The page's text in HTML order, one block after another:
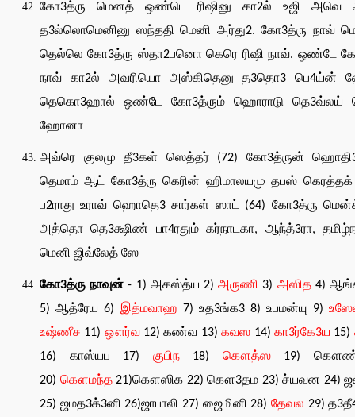
கோ3த்ரு மெனத் ஒண்டெ ரிஷினு கா2ல் உஜி அவெ
த3ல்லொமெனினு ஸந்ததி மெனி அர்து2. கோ3த்ரு நாவ்
தெல்லெ கோ3த்ரு ஸ்தா2பனொ கெரெ ரிஷி நாவ். ஒண்டே
நாவ் கா2ல் அவரியொ அஸ்கிதெனு த3தொ3 பெ4ய்ன்
தெகொ3ஹால் ஒண்டே கோ3த்ரும் ஹொராடு தெ3வ்லய்
ஹோனா
அவ்ரெ குலமு தீ3கள் ஸெத்தர் (72) கோ3த்ருன்
தெமாம் ஆட் கோ3த்ரு கெரின் ஹிமாலயமு தபஸ் கெரத்தக்
ப2ராது உராவ் ஹொதெ3 சார்கள் ஸாட் (64) கோ3த்ரு
அத்தொ தெ3க்ஷிண் பா4ரதும் கர்நாடகா, ஆந்த்3ரா,
மெனி ஜிவ்லேத் ஸே
கோ3த்ரு நாவுன் - 1) அகஸ்த்ய 2) அருணி 3) அஸித 4)
5) ஆத்ரேய 6) இத்மவாஹ 7) உத3ங்க3 8) உபமன்யு 9)
உஷ்ணீச 11) ஔர்வ12) கண்வ 13) கவஸ 14) கா3ர்கே3ய 15)
16) காஸ்யப 17) குபிந18) கௌத்ஸ19)
20) கௌமந்த21)கௌஸிக 22) கௌ3தம 23) ச்யவன 24)
25) ஜமத3க்3னி 26)ஜாபாலி 27) ஜைமினி 28) தேவல 29)